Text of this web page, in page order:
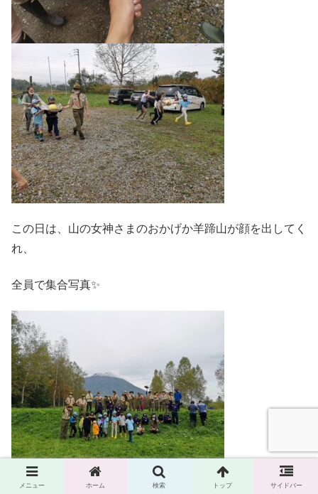
この日は、山の女神さまのおかげか羊蹄山が顔を出してく
れ、
全員で集合写真✨
メニュー ホーム 検索 トップ サイドバー